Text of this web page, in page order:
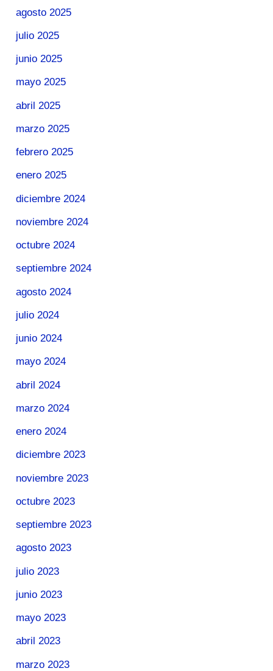
agosto 2025
julio 2025
junio 2025
mayo 2025
abril 2025
marzo 2025
febrero 2025
enero 2025
diciembre 2024
noviembre 2024
octubre 2024
septiembre 2024
agosto 2024
julio 2024
junio 2024
mayo 2024
abril 2024
marzo 2024
enero 2024
diciembre 2023
noviembre 2023
octubre 2023
septiembre 2023
agosto 2023
julio 2023
junio 2023
mayo 2023
abril 2023
marzo 2023